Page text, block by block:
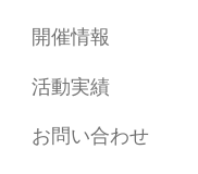
開催情報
活動実績
お問い合わせ